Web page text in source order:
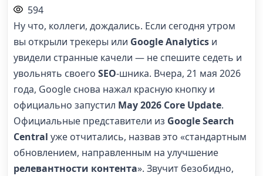
594
Ну что, коллеги, дождались. Если сегодня утром
вы открыли трекеры или Google Analytics и
увидели странные качели — не спешите седеть и
увольнять своего SEO-шника. Вчера, 21 мая 2026
года, Google снова нажал красную кнопку и
официально запустил May 2026 Core Update.
Официальные представители из Google Search
Central уже отчитались, назвав это «стандартным
обновлением, направленным на улучшение
релевантности контента». Звучит безобидно,